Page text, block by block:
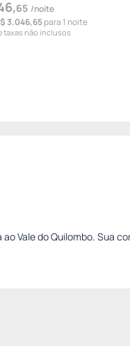
65 /noite
3.046,65para 1 noite
taxas não inclusos
Vale do Quilombo. Sua